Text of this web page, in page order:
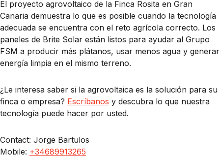
El proyecto agrovoltaico de la Finca Rosita en Gran
Canaria demuestra lo que es posible cuando la tecnología
adecuada se encuentra con el reto agrícola correcto. Los
paneles de Brite Solar están listos para ayudar al Grupo
FSM a producir más plátanos, usar menos agua y generar
energía limpia en el mismo terreno.
¿Le interesa saber si la agrovoltaica es la solución para su
finca o empresa? Escríbanos y descubra lo que nuestra
tecnología puede hacer por usted.
Contact: Jorge Bartulos
Mobile: +34689913265